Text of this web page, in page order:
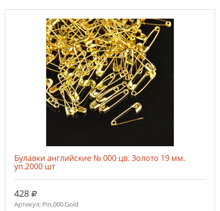
Булавки английские № 000 цв. Золото 19 мм.
уп.2000 шт
428 руб.
Артикул: Pin.000.Gold